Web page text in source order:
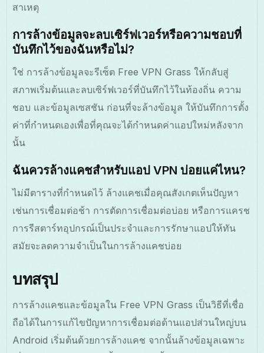
สาเหตุ
การล้างข้อมูลจะลบเซิร์ฟเวอร์หรือความชอบที่
บันทึกไว้ของฉันหรือไม่?
ใช่ การล้างข้อมูลจะรีเซ็ต Free VPN Grass ให้กลับสู่
สภาพเริ่มต้นและลบเซิร์ฟเวอร์ที่บันทึกไว้ในท้องถิ่น ความ
ชอบ และข้อมูลเซสชัน ก่อนที่จะล้างข้อมูล ให้บันทึกการตั้ง
ค่าที่กำหนดเองเพื่อที่คุณจะได้กำหนดค่าแอปใหม่หลังจาก
นั้น
ฉันควรล้างแคชสำหรับแอป VPN บ่อยแค่ไหน?
ไม่มีตารางที่กำหนดไว้ ล้างแคชเมื่อคุณสังเกตเห็นปัญหา
เช่นการเชื่อมต่อช้า การตัดการเชื่อมต่อบ่อย หรือการแครช
การรีสตาร์ทอุปกรณ์เป็นประจำและการรักษาแอปให้ทัน
สมัยจะลดความจำเป็นในการล้างแคชบ่อย
บทสรุป
การล้างแคชและข้อมูลใน Free VPN Grass เป็นวิธีที่เชื่อ
ถือได้ในการแก้ไขปัญหาการเชื่อมต่อด้านแอปส่วนใหญ่บน
Android เริ่มต้นด้วยการล้างแคช จากนั้นล้างข้อมูลเฉพาะ